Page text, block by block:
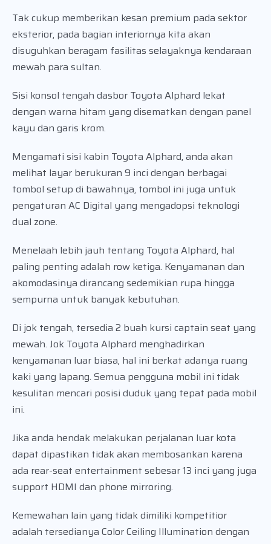
Tak cukup memberikan kesan premium pada sektor
eksterior, pada bagian interiornya kita akan
disuguhkan beragam fasilitas selayaknya kendaraan
mewah para sultan.
Sisi konsol tengah dasbor Toyota Alphard lekat
dengan warna hitam yang disematkan dengan panel
kayu dan garis krom.
Mengamati sisi kabin Toyota Alphard, anda akan
melihat layar berukuran 9 inci dengan berbagai
tombol setup di bawahnya, tombol ini juga untuk
pengaturan AC Digital yang mengadopsi teknologi
dual zone.
Menelaah lebih jauh tentang Toyota Alphard, hal
paling penting adalah row ketiga. Kenyamanan dan
akomodasinya dirancang sedemikian rupa hingga
sempurna untuk banyak kebutuhan.
Di jok tengah, tersedia 2 buah kursi captain seat yang
mewah. Jok Toyota Alphard menghadirkan
kenyamanan luar biasa, hal ini berkat adanya ruang
kaki yang lapang. Semua pengguna mobil ini tidak
kesulitan mencari posisi duduk yang tepat pada mobil
ini.
Jika anda hendak melakukan perjalanan luar kota
dapat dipastikan tidak akan membosankan karena
ada rear-seat entertainment sebesar 13 inci yang juga
support HDMI dan phone mirroring.
Kemewahan lain yang tidak dimiliki kompetitior
adalah tersedianya Color Ceiling Illumination dengan